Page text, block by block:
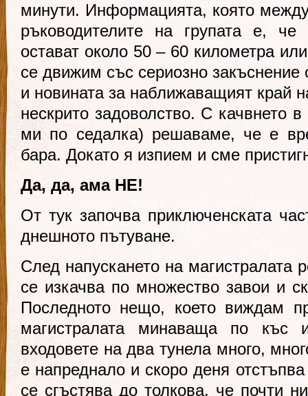
минути. Информацията, която
ръководителите на групата е,
остават около 50 – 60 километра
се движим със сериозно закъснение
и новината за наближаващият край
нескрито задоволство. С качвнето
ми по седалка) решаваме, че е
бара. Докато я изпием и сме
Да, да, ама НЕ!
От тук започва приключенската
днешното пътуване.
След напускането на магистралата
се изкачва по множество завои и
Последното нещо, което виждам
магистралата минаваща по къс
входовете на два тунела много,
е напреднало и скоро деня
се сгъстява до толкова, че почти